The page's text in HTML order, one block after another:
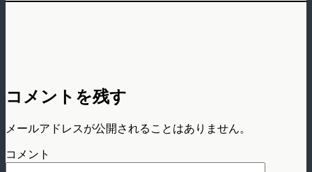
コメントを残す
メールアドレスが公開されることはありません。
コメント